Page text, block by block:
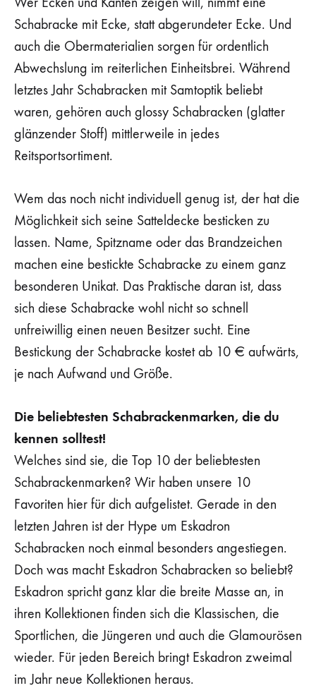
Schabracke mit Ecke, statt abgerundeter Ecke. Und
auch die Obermaterialien sorgen für ordentlich
Abwechslung im reiterlichen Einheitsbrei. Während
letztes Jahr Schabracken mit Samtoptik beliebt
waren, gehören auch glossy Schabracken (glatter
glänzender Stoff) mittlerweile in jedes
Reitsportsortiment.
Wem das noch nicht individuell genug ist, der hat die
Möglichkeit sich seine Satteldecke besticken zu
lassen. Name, Spitzname oder das Brandzeichen
machen eine bestickte Schabracke zu einem ganz
besonderen Unikat. Das Praktische daran ist, dass
sich diese Schabracke wohl nicht so schnell
unfreiwillig einen neuen Besitzer sucht. Eine
Bestickung der Schabracke kostet ab 10 € aufwärts,
je nach Aufwand und Größe.
Die beliebtesten Schabrackenmarken, die du
kennen solltest!
Welches sind sie, die Top 10 der beliebtesten
Schabrackenmarken? Wir haben unsere 10
Favoriten hier für dich aufgelistet. Gerade in den
letzten Jahren ist der Hype um Eskadron
Schabracken noch einmal besonders angestiegen.
Doch was macht Eskadron Schabracken so beliebt?
Eskadron spricht ganz klar die breite Masse an, in
ihren Kollektionen finden sich die Klassischen, die
Sportlichen, die Jüngeren und auch die Glamourösen
wieder. Für jeden Bereich bringt Eskadron zweimal
im Jahr neue Kollektionen heraus.